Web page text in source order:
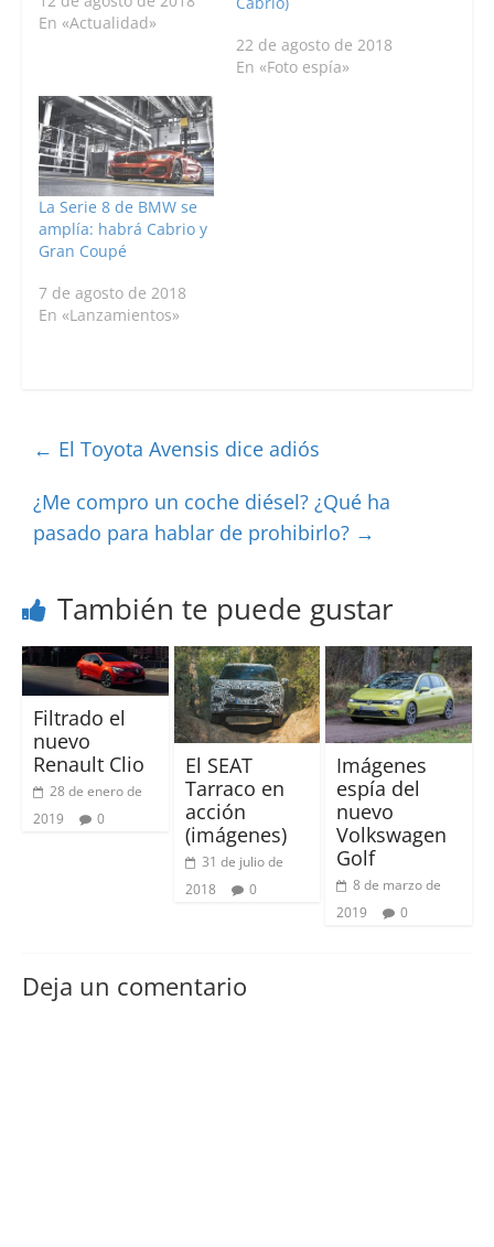
En «Actualidad»
22 de agosto de 2018
En «Foto espía»
La Serie 8 de BMW se
amplía: habrá Cabrio y
Gran Coupé
7 de agosto de 2018
En «Lanzamientos»
← El Toyota Avensis dice adiós
¿Me compro un coche diésel? ¿Qué ha
pasado para hablar de prohibirlo? →
También te puede gustar
Filtrado el
nuevo
Renault Clio
28 de enero de
2019
0
El SEAT
Tarraco en
acción
(imágenes)
31 de julio de
2018
0
Imágenes
espía del
nuevo
Volkswagen
Golf
8 de marzo de
2019
0
Deja un comentario